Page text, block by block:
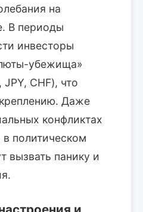
на
В периоды
инвесторы
убежища»
CHF), что
Даже
конфликтах
политическом
вызвать панику и